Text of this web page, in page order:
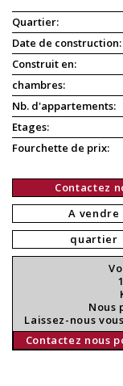
Quartier:
Date de construction:
Construit en:
chambres:
Nb. d'appartements:
Etages:
Fourchette de prix:
Contactez
A vendre
quartier
Nous
Laissez-nous
Contactez nous